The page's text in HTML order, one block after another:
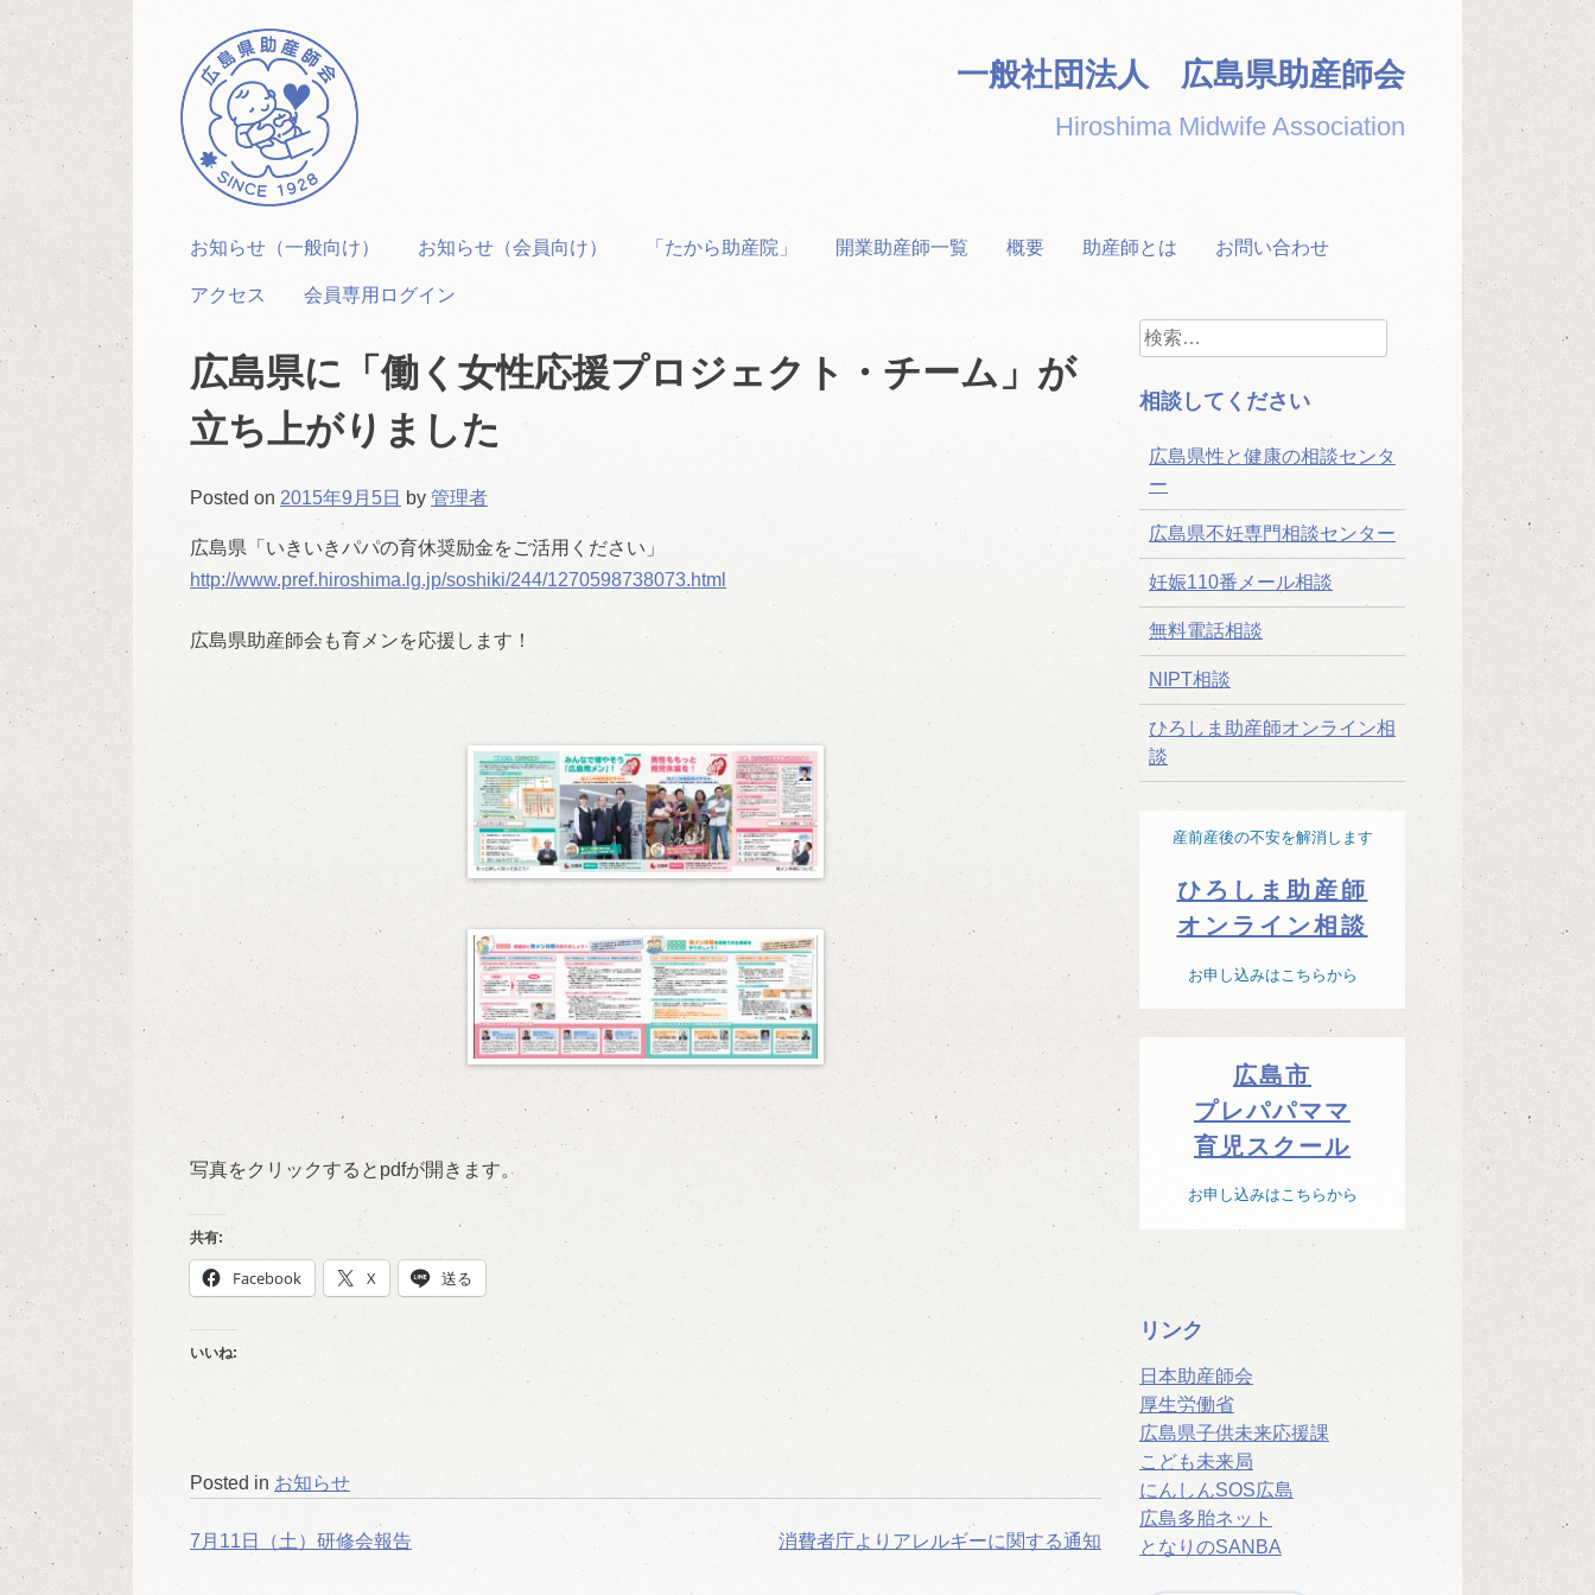
content
一般社団法人 広島県助産師会
Hiroshima Midwife Association
お知らせ（一般向け） お知らせ（会員向け） 「たから助産院」 開業助産師一覧 概要 助産師とは お問い合わせ
アクセス 会員専用ログイン
広島県に「働く女性応援プロジェクト・チーム」が
立ち上がりました
Posted on 2015年9月5日 by 管理者
広島県「いきいきパパの育休奨励金をご活用ください」
http://www.pref.hiroshima.lg.jp/soshiki/244/1270598738073.html
広島県助産師会も育メンを応援します！
写真をクリックするとpdfが開きます。
共有:
Facebook X 送る
いいね:
Posted in お知らせ
投
7月11日（土）研修会報告 消費者庁よりアレルギーに関する通知
検
索:
相談してください
広島県性と健康の相談センタ
ー
広島県不妊専門相談センター
妊娠110番メール相談
無料電話相談
NIPT相談
ひろしま助産師オンライン相
談
産前産後の不安を解消します
ひろしま助産師
オンライン相談
お申し込みはこちらから
広島市
プレパパママ
育児スクール
お申し込みはこちらから
リンク
日本助産師会
厚生労働省
広島県子供未来応援課
こども未来局
にんしんSOS広島
広島多胎ネット
となりのSANBA